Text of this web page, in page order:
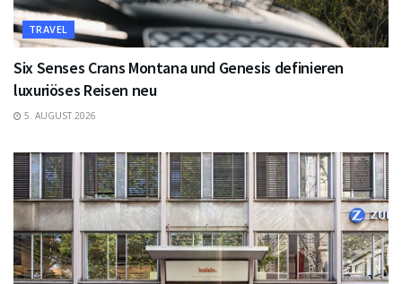
TRAVEL
Six Senses Crans Montana und Genesis definieren
luxuriöses Reisen neu
5. AUGUST 2026